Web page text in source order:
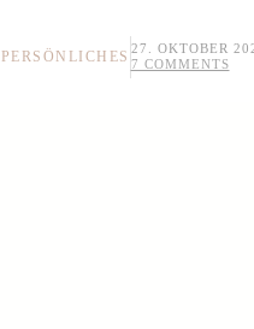
PERSÖNLICHES 27. OKTOBER
7 COMMENTS